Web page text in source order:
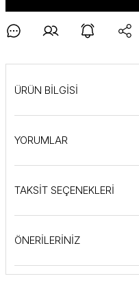
ÜRÜN BİLGİSİ
YORUMLAR
TAKSİT SEÇENEKLERİ
ÖNERİLERİNİZ